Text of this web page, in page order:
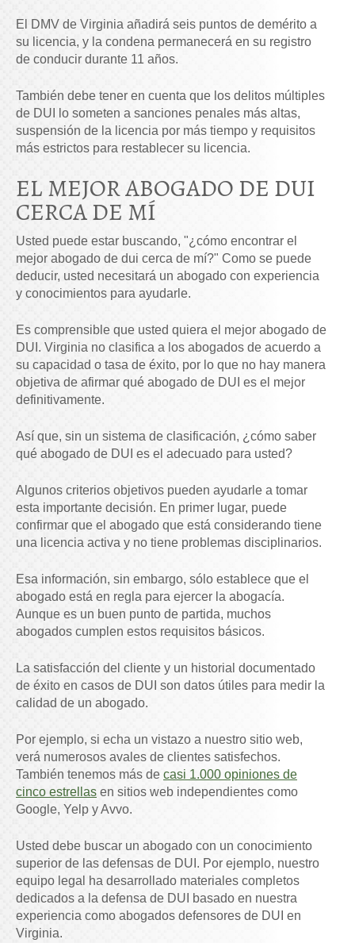
El DMV de Virginia añadirá seis puntos de demérito a
su licencia, y la condena permanecerá en su registro
de conducir durante 11 años.
También debe tener en cuenta que los delitos múltiples
de DUI lo someten a sanciones penales más altas,
suspensión de la licencia por más tiempo y requisitos
más estrictos para restablecer su licencia.
EL MEJOR ABOGADO DE DUI
CERCA DE MÍ
Usted puede estar buscando, "¿cómo encontrar el
mejor abogado de dui cerca de mí?" Como se puede
deducir, usted necesitará un abogado con experiencia
y conocimientos para ayudarle.
Es comprensible que usted quiera el mejor abogado de
DUI. Virginia no clasifica a los abogados de acuerdo a
su capacidad o tasa de éxito, por lo que no hay manera
objetiva de afirmar qué abogado de DUI es el mejor
definitivamente.
Así que, sin un sistema de clasificación, ¿cómo saber
qué abogado de DUI es el adecuado para usted?
Algunos criterios objetivos pueden ayudarle a tomar
esta importante decisión. En primer lugar, puede
confirmar que el abogado que está considerando tiene
una licencia activa y no tiene problemas disciplinarios.
Esa información, sin embargo, sólo establece que el
abogado está en regla para ejercer la abogacía.
Aunque es un buen punto de partida, muchos
abogados cumplen estos requisitos básicos.
La satisfacción del cliente y un historial documentado
de éxito en casos de DUI son datos útiles para medir la
calidad de un abogado.
Por ejemplo, si echa un vistazo a nuestro sitio web,
verá numerosos avales de clientes satisfechos.
También tenemos más de casi 1.000 opiniones de
cinco estrellas en sitios web independientes como
Google, Yelp y Avvo.
Usted debe buscar un abogado con un conocimiento
superior de las defensas de DUI. Por ejemplo, nuestro
equipo legal ha desarrollado materiales completos
dedicados a la defensa de DUI basado en nuestra
experiencia como abogados defensores de DUI en
Virginia.